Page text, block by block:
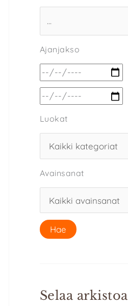
Ajanjakso
Luokat
Avainsanat
Selaa arkistoa